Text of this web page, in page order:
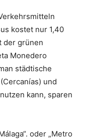
kostet nur 1,40
der grünen
Monedero
städtische
und
kann, sparen
oder „Metro